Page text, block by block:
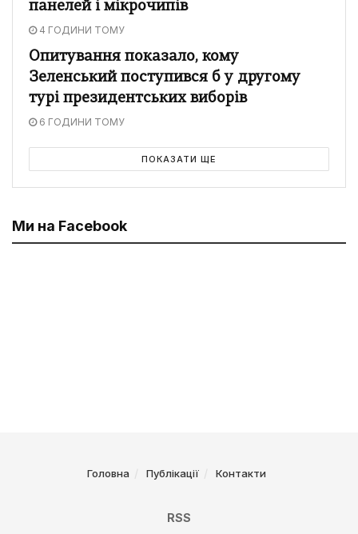
панелей і мікрочипів
4 ГОДИНИ ТОМУ
Опитування показало, кому
Зеленський поступився б у другому
турі президентських виборів
6 ГОДИНИ ТОМУ
ПОКАЗАТИ ЩЕ
Ми на Facebook
Головна Публікації Контакти
RSS